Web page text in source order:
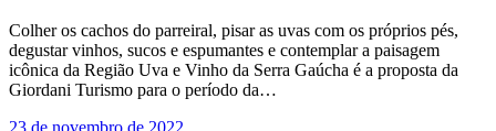
Colher os cachos do parreiral, pisar as uvas com os próprios pés,
degustar vinhos, sucos e espumantes e contemplar a paisagem
icônica da Região Uva e Vinho da Serra Gaúcha é a proposta da
Giordani Turismo para o período da…
23 de novembro de 2022